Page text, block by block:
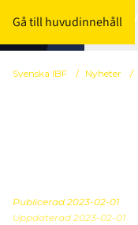
Gå till huvudinnehåll
Svenska IBF / Nyheter /
Publicerad 2023-02-01
Uppdaterad 2023-02-01